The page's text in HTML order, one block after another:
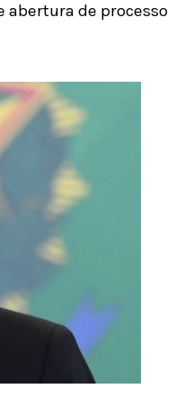
abertura de processo